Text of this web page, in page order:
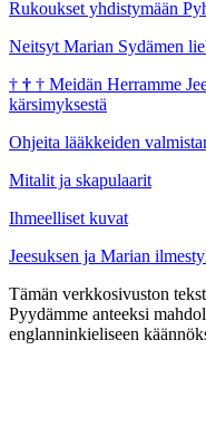
Rukoukset yhdistymään
Neitsyt Marian Sydämen
† † † Meidän Herramme
kärsimyksestä
Ohjeita lääkkeiden
Mitalit ja skapulaarit
Ihmeelliset kuvat
Jeesuksen ja Marian
Tämän verkkosivuston
Pyydämme anteeksi
englanninkieliseen